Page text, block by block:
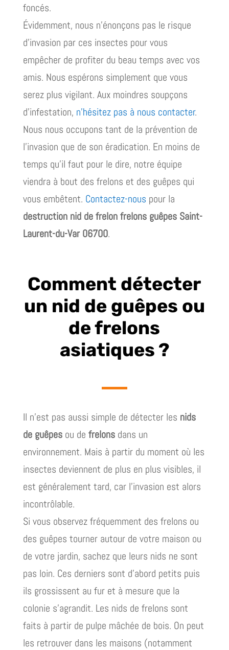
foncés.
Évidemment, nous n’énonçons pas le risque
d’invasion par ces insectes pour vous
empêcher de profiter du beau temps avec vos
amis. Nous espérons simplement que vous
serez plus vigilant. Aux moindres soupçons
d’infestation, n’hésitez pas à nous contacter.
Nous nous occupons tant de la prévention de
l’invasion que de son éradication. En moins de
temps qu’il faut pour le dire, notre équipe
viendra à bout des frelons et des guêpes qui
vous embêtent. Contactez-nous pour la
destruction nid de frelon frelons guêpes Saint-
Laurent-du-Var 06700.
Comment détecter
un nid de guêpes ou
de frelons
asiatiques ?
Il n’est pas aussi simple de détecter les nids
de guêpesou de frelonsdans un
environnement. Mais à partir du moment où les
insectes deviennent de plus en plus visibles, il
est généralement tard, car l’invasion est alors
incontrôlable.
Si vous observez fréquemment des frelons ou
des guêpes tourner autour de votre maison ou
de votre jardin, sachez que leurs nids ne sont
pas loin. Ces derniers sont d’abord petits puis
ils grossissent au fur et à mesure que la
colonie s’agrandit. Les nids de frelons sont
faits à partir de pulpe mâchée de bois. On peut
les retrouver dans les maisons (notamment